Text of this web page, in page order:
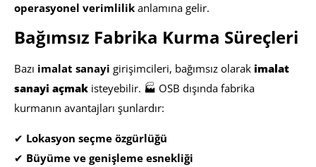
operasyonel verimlilik anlamına gelir.
Bağımsız Fabrika Kurma Süreçleri
Bazı imalat sanayi girişimcileri, bağımsız olarak imalat
sanayi açmak isteyebilir. 🏭 OSB dışında fabrika
kurmanın avantajları şunlardır:
✔ Lokasyon seçme özgürlüğü
✔ Büyüme ve genişleme esnekliği